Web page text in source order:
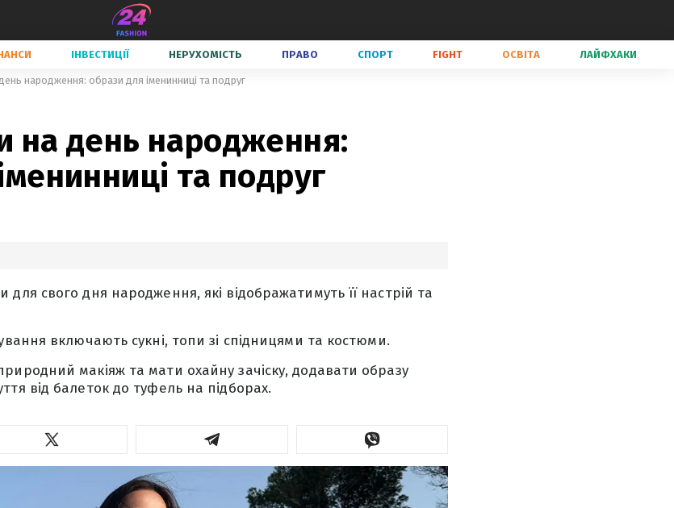
ІНВЕСТИЦІЇ НЕРУХОМІСТЬ ПРАВО СПОРТ FIGHT ОСВІТА ЛАЙФХАКИ
народження: образи для іменинниці та подруг
на день народження:
та подруг
свого дня народження, які відображатимуть її настрій та
включають сукні, топи зі спідницями та костюми.
макіяж та мати охайну зачіску, додавати образу
від балеток до туфель на підборах.